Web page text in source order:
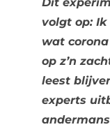
volgt op: Ik
wat
op z’n
leest
experts